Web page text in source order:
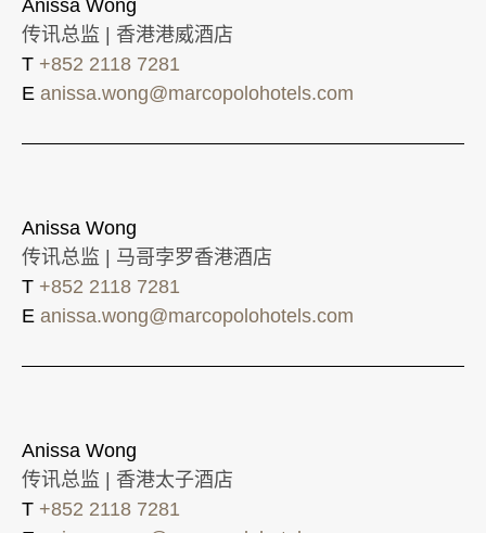
Anissa Wong
传讯总监 | 香港港威酒店
T +852 2118 7281
E anissa.wong@marcopolohotels.com
Anissa Wong
传讯总监 | 马哥孛罗香港酒店
T +852 2118 7281
E anissa.wong@marcopolohotels.com
Anissa Wong
传讯总监 | 香港太子酒店
T +852 2118 7281